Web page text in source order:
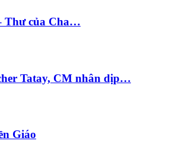
Thư của Cha…
Tatay, CM nhân dịp…
Giáo